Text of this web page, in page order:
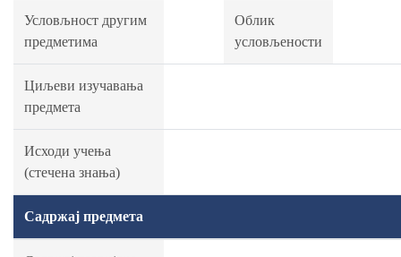
Условљност другим
предметима
Облик
условљености
Циљеви изучавања
предмета
Исходи учења
(стечена знања)
Садржај предмета